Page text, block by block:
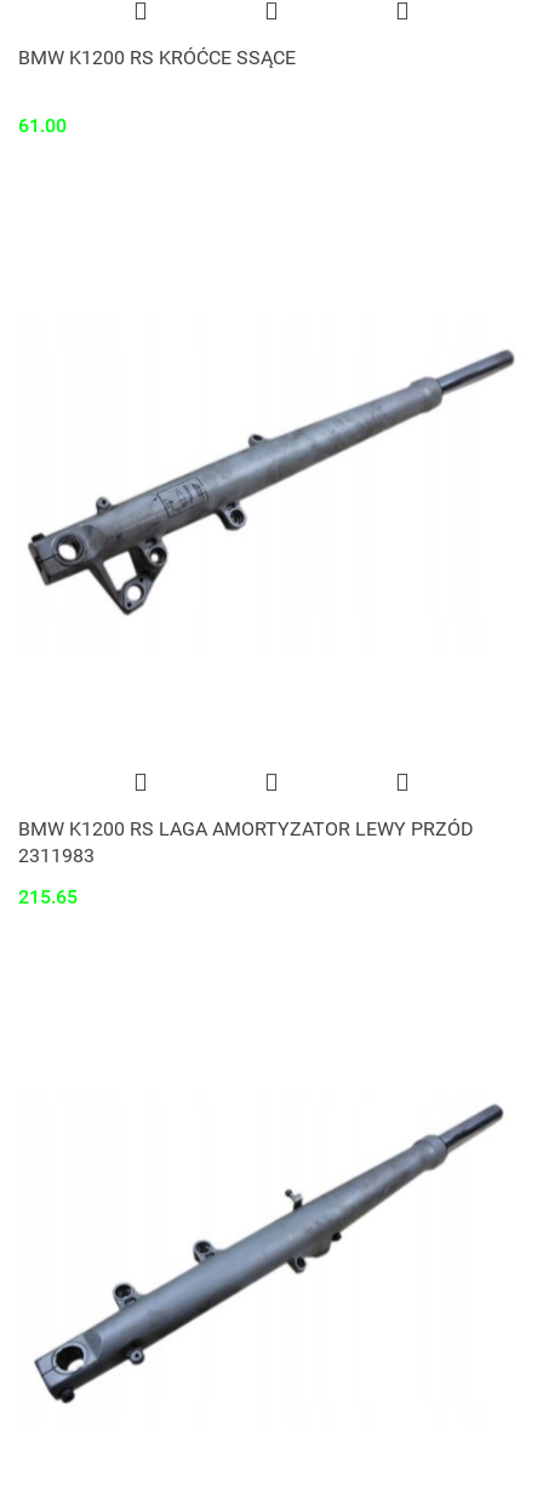
BMW K1200 RS KRÓĆCE SSĄCE
61.00
BMW K1200 RS LAGA AMORTYZATOR LEWY PRZÓD
2311983
215.65